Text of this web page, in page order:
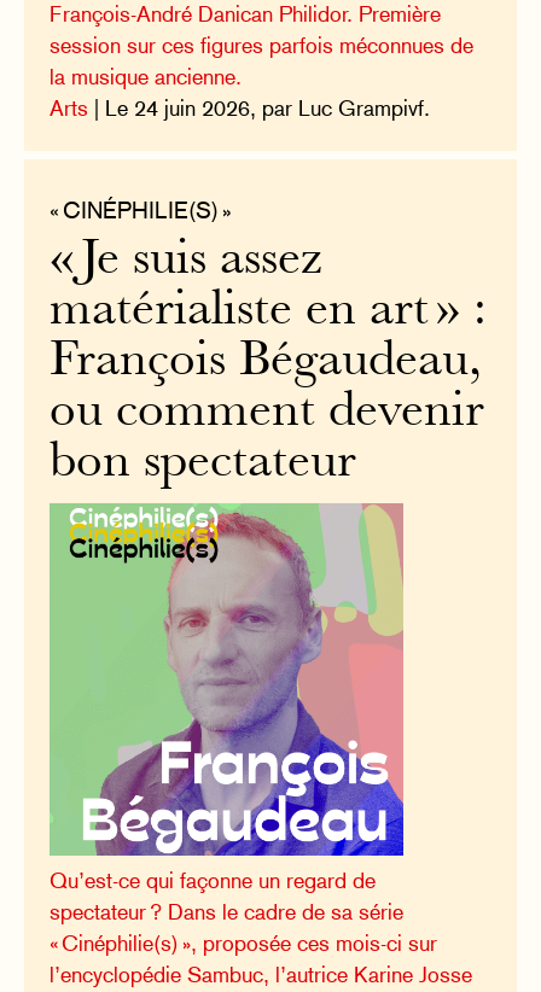
François-André Danican Philidor. Première
session sur ces figures parfois méconnues de
la musique ancienne.
Arts | Le 24 juin 2026, par Luc Grampivf.
« CINÉPHILIE(S) »
« Je suis assez
matérialiste en art » :
François Bégaudeau,
ou comment devenir
bon spectateur
Qu’est-ce qui façonne un regard de
spectateur ? Dans le cadre de sa série
« Cinéphilie(s) », proposée ces mois-ci sur
l’encyclopédie Sambuc, l’autrice Karine Josse